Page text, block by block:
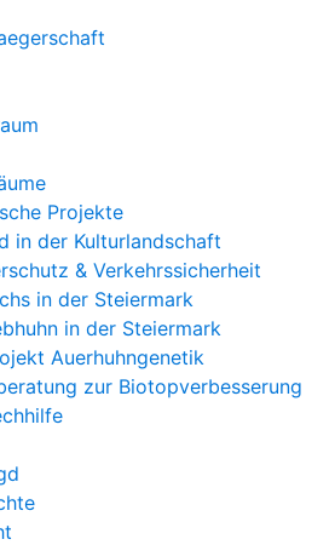
Projekte
in der Kulturlandschaft
& Verkehrssicherheit
in der Steiermark
in der Steiermark
Auerhuhngenetik
zur Biotopverbesserung